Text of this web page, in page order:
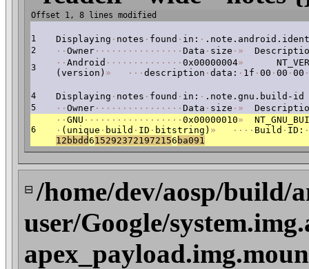
Offset 1, 8 lines modified
1 Displaying · notes · found · in: · .note.android.ident
2 · · Owner · · · · · · · · · · · · · · · · Data · size · »
3 · · Android · · · · · · · · · · · · · · 0x00000004»
(version) » · · · description · data: · 1f · 00 · 00 · 00 ·
4 Displaying · notes · found · in: · .note.gnu.build-id
5 · · Owner · · · · · · · · · · · · · · · · Data · size · »
6
· · GNU · · · · · · · · · · · · · · · · · · 0x00000010»
· (unique · build · ID · bitstring) » · · · · Build · ID: ·
12bbdd6152923721972156 ba091
⊟ /home/dev/aosp/build/
user/Google/